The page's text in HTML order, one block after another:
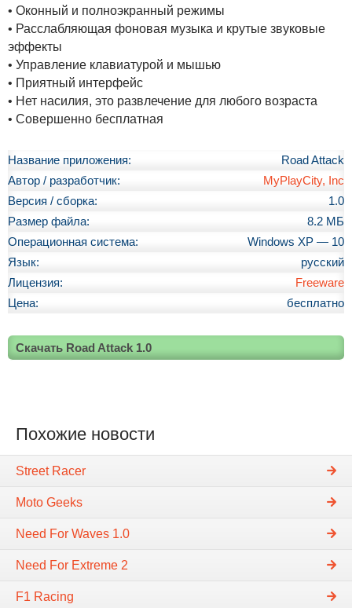
• Оконный и полноэкранный режимы
• Расслабляющая фоновая музыка и крутые звуковые
эффекты
• Управление клавиатурой и мышью
• Приятный интерфейс
• Нет насилия, это развлечение для любого возраста
• Совершенно бесплатная
Название приложения:
Road Attack
Автор / разработчик:
MyPlayCity, Inc
Версия / сборка:
1.0
Размер файла:
8.2 МБ
Операционная система:
Windows XP — 10
Язык:
русский
Лицензия:
Freeware
Цена:
бесплатно
Скачать Road Attack 1.0
Похожие новости
Street Racer
Moto Geeks
Need For Waves 1.0
Need For Extreme 2
F1 Racing